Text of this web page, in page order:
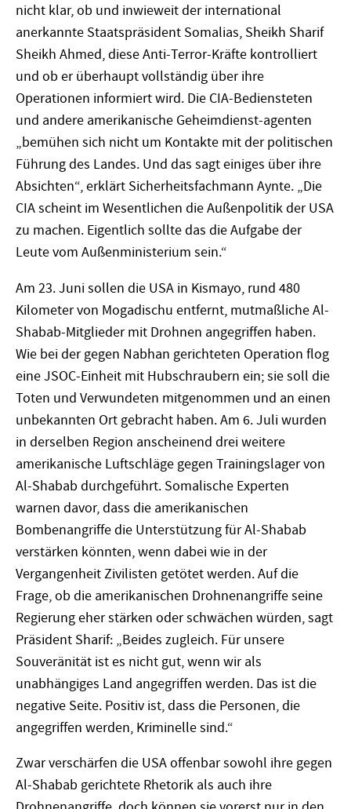
nicht klar, ob und inwieweit der international
anerkannte Staatspräsident Somalias, Sheikh Sharif
Sheikh Ahmed, diese Anti-Terror-Kräfte kontrolliert
und ob er überhaupt vollständig über ihre
Operationen informiert wird. Die CIA-Bediensteten
und andere amerikanische Geheimdienst-agenten
„bemühen sich nicht um Kontakte mit der politischen
Führung des Landes. Und das sagt einiges über ihre
Absichten“, erklärt Sicherheitsfachmann Aynte. „Die
CIA scheint im Wesentlichen die Außenpolitik der USA
zu machen. Eigentlich sollte das die Aufgabe der
Leute vom Außenministerium sein.“
Am 23. Juni sollen die USA in Kismayo, rund 480
Kilometer von Mogadischu entfernt, mutmaßliche Al-
Shabab-Mitglieder mit Drohnen angegriffen haben.
Wie bei der gegen Nabhan gerichteten Operation flog
eine JSOC-Einheit mit Hubschraubern ein; sie soll die
Toten und Verwundeten mitgenommen und an einen
unbekannten Ort gebracht haben. Am 6. Juli wurden
in derselben Region anscheinend drei weitere
amerikanische Luftschläge gegen Trainingslager von
Al-Shabab durchgeführt. Somalische Experten
warnen davor, dass die amerikanischen
Bombenangriffe die Unterstützung für Al-Shabab
verstärken könnten, wenn dabei wie in der
Vergangenheit Zivilisten getötet werden. Auf die
Frage, ob die amerikanischen Drohnenangriffe seine
Regierung eher stärken oder schwächen würden, sagt
Präsident Sharif: „Beides zugleich. Für unsere
Souveränität ist es nicht gut, wenn wir als
unabhängiges Land angegriffen werden. Das ist die
negative Seite. Positiv ist, dass die Personen, die
angegriffen werden, Kriminelle sind.“
Zwar verschärfen die USA offenbar sowohl ihre gegen
Al-Shabab gerichtete Rhetorik als auch ihre